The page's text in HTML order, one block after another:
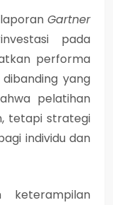
Gartner
pada
performa
dibanding yang
pelatihan
tetapi strategi
individu dan
keterampilan